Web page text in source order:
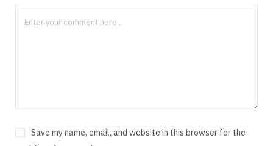
Save my name, email, and website in this browser for the